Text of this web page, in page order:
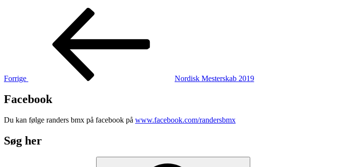
Indlægsnavigation
Forrige Nordisk Mesterskab 2019
Facebook
Du kan følge randers bmx på facebook på www.facebook.com/randersbmx
Søg her